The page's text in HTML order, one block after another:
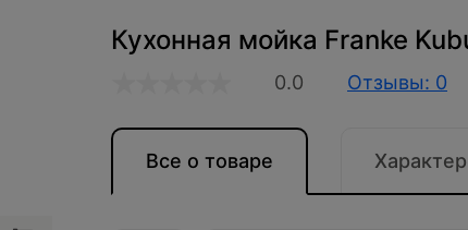
Кухонная мойка Franke
0.0 Отзывы: 0
Все о товаре